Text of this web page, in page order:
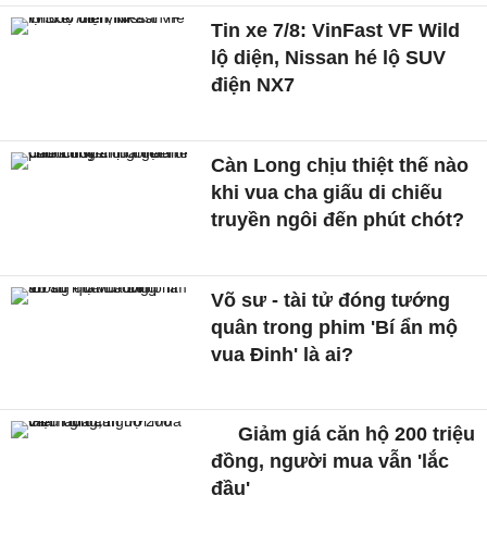
Tin xe 7/8: VinFast VF Wild
lộ diện, Nissan hé lộ SUV
điện NX7
Càn Long chịu thiệt thế nào
khi vua cha giấu di chiếu
truyền ngôi đến phút chót?
Võ sư - tài tử đóng tướng
quân trong phim 'Bí ẩn mộ
vua Đinh' là ai?
Giảm giá căn hộ 200 triệu
đồng, người mua vẫn 'lắc
đầu'